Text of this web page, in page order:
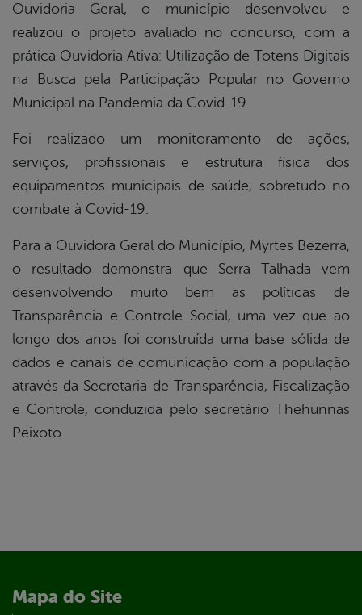
Ouvidoria Geral, o município desenvolveu e
realizou o projeto avaliado no concurso, com a
prática Ouvidoria Ativa: Utilização de Totens Digitais
na Busca pela Participação Popular no Governo
Municipal na Pandemia da Covid-19.
Foi realizado um monitoramento de ações,
serviços, profissionais e estrutura física dos
equipamentos municipais de saúde, sobretudo no
combate à Covid-19.
Para a Ouvidora Geral do Município, Myrtes Bezerra,
o resultado demonstra que Serra Talhada vem
desenvolvendo muito bem as políticas de
Transparência e Controle Social, uma vez que ao
longo dos anos foi construída uma base sólida de
dados e canais de comunicação com a população
através da Secretaria de Transparência, Fiscalização
e Controle, conduzida pelo secretário Thehunnas
Peixoto.
Mapa do Site